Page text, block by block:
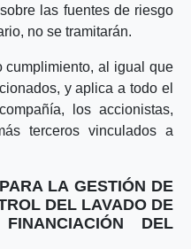
las fuentes de riesgo
no se tramitarán.
cumplimiento, al igual que
y aplica a todo el
los accionistas,
terceros vinculados a
LA GESTIÓN DE
DEL LAVADO DE
DEL